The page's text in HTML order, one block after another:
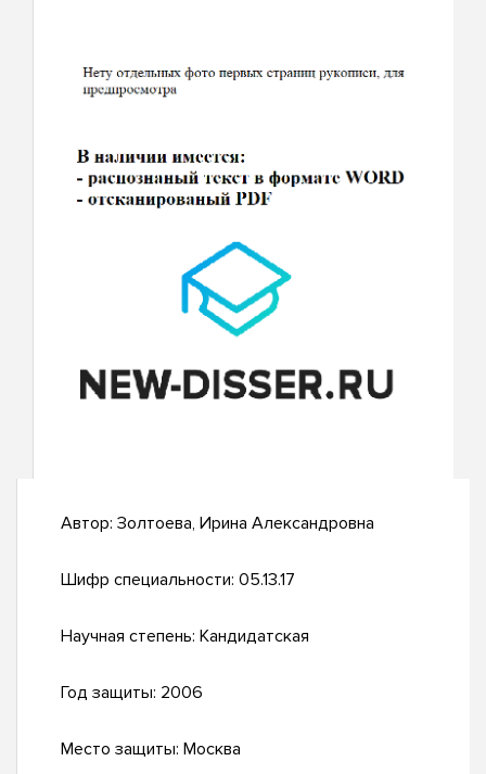
Автор: Золтоева, Ирина Александровна
Шифр специальности: 05.13.17
Научная степень: Кандидатская
Год защиты: 2006
Место защиты: Москва